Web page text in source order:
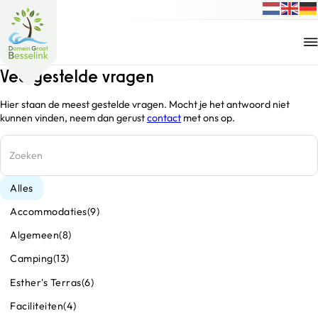
Veelgestelde vragen
Hier staan de meest gestelde vragen. Mocht je het antwoord niet
kunnen vinden, neem dan gerustcontact met ons op.
Alles
Accommodaties(9)
Algemeen(8)
Camping(13)
Esther's Terras(6)
Faciliteiten(4)